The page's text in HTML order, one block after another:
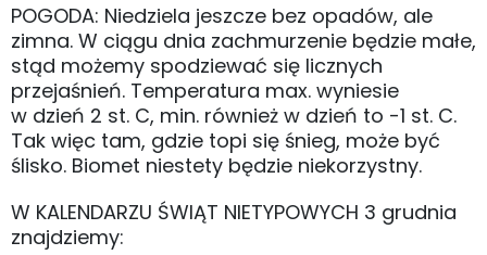
POGODA: Niedziela jeszcze bez opadów, ale
zimna. W ciągu dnia zachmurzenie będzie małe,
stąd możemy spodziewać się licznych
przejaśnień. Temperatura max. wyniesie
w dzień 2 st. C, min. również w dzień to -1 st. C.
Tak więc tam, gdzie topi się śnieg, może być
ślisko. Biomet niestety będzie niekorzystny.
W KALENDARZU ŚWIĄT NIETYPOWYCH 3 grudnia
znajdziemy: